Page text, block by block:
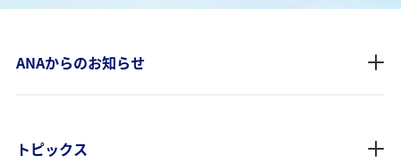
ANAからのお知らせ
トピックス